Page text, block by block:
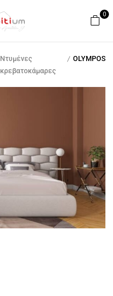
0
Ντυμένες
κρεβατοκάμαρες
OLYMPOS